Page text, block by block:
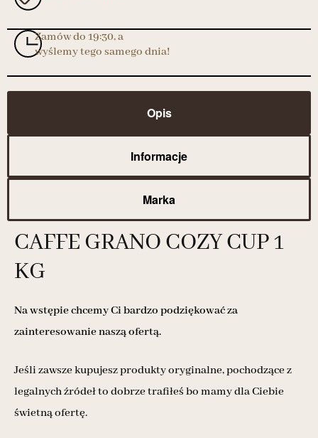
Zamów do 19:30, a
wyślemy tego samego dnia!
Opis
Informacje
Marka
CAFFE GRANO COZY CUP 1
KG
Na wstępie chcemy Ci bardzo podziękować za
zainteresowanie naszą ofertą.
Jeśli zawsze kupujesz produkty oryginalne, pochodzące z
legalnych źródeł to dobrze trafiłeś bo mamy dla Ciebie
świetną ofertę.